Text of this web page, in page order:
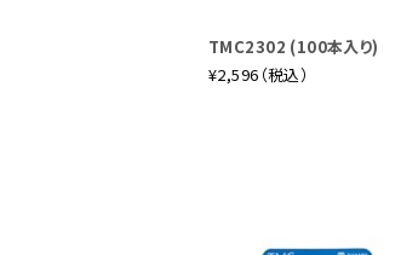
TMC2302 (100本入り)
¥2,596（税込）